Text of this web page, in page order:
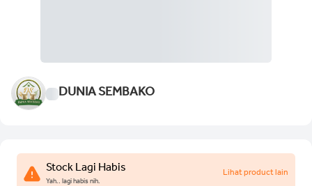
DUNIA SEMBAKO
Stock Lagi Habis
Yah.. lagi habis nih.
Lihat product lain